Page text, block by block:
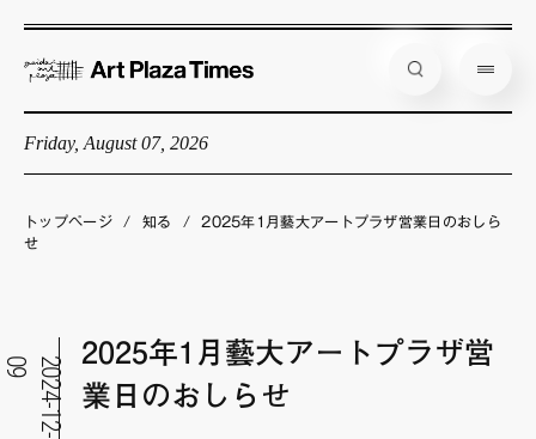
Friday, August 07, 2026
企画展情報
アーティスト
店舗からのお知らせ
トップページ / 知る /
2025年1月藝大アートプラザ営業日のおしら
せ
2
0
2
4
-
1
2
-
0
9
2025年1月藝大アートプラザ営
業日のおしらせ